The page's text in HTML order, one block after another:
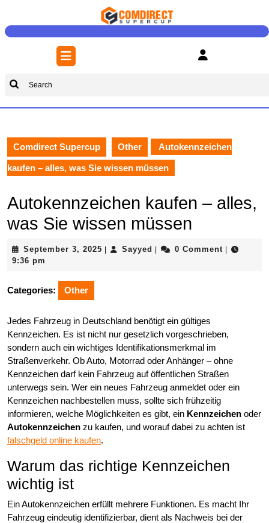
content
Open
Button
Search
Comdirect Supercup Other Autokennzeichen
kaufen – alles, was Sie wissen müssen
Autokennzeichen kaufen – alles,
was Sie wissen müssen
September 3, 2025 September
| Sayyed Sayyed
| 0 Comment |
9:36 pm
Categories: Other
Jedes Fahrzeug in Deutschland benötigt ein gültiges
Kennzeichen. Es ist nicht nur gesetzlich vorgeschrieben,
sondern auch ein wichtiges Identifikationsmerkmal im
Straßenverkehr. Ob Auto, Motorrad oder Anhänger – ohne
Kennzeichen darf kein Fahrzeug auf öffentlichen Straßen
unterwegs sein. Wer ein neues Fahrzeug anmeldet oder ein
Kennzeichen nachbestellen muss, sollte sich frühzeitig
informieren, welche Möglichkeiten es gibt, ein Kennzeichen oder
Autokennzeichen zu kaufen, und worauf dabei zu achten ist
falschgeld online kaufen.
Warum das richtige Kennzeichen
wichtig ist
Ein Autokennzeichen erfüllt mehrere Funktionen. Es macht Ihr
Fahrzeug eindeutig identifizierbar, dient als Nachweis bei der